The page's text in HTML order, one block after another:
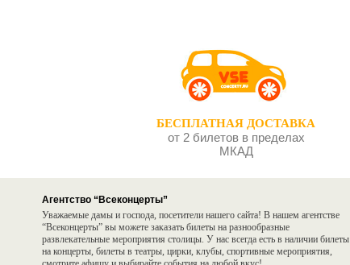
БЕСПЛАТНАЯ ДОСТАВКА
от 2 билетов в пределах
МКАД
Агентство “Всеконцерты”
Уважаемые дамы и господа, посетители нашего сайта! В нашем агентстве
“Всеконцерты” вы можете заказать билеты на разнообразные
развлекательные мероприятия столицы. У нас всегда есть в наличии билеты
на концерты, билеты в театры, цирки, клубы, спортивные мероприятия,